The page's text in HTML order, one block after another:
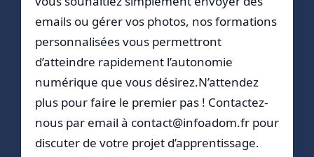
emails ou gérer vos photos, nos formations
personnalisées vous permettront
d’atteindre rapidement l’autonomie
numérique que vous désirez.N’attendez
plus pour faire le premier pas ! Contactez-
nous par email à contact@infoadom.fr pour
discuter de votre projet d’apprentissage.